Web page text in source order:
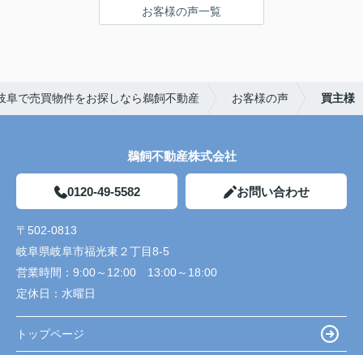
お客様の声一覧
阜で売買物件をお探しなら鵜飼不動産 お客様の声 買主様
鵜飼不動産株式会社
0120-49-5582 お問い合わせ
〒502-0813
岐阜県岐阜市福光東２丁目8-5
営業時間： 9:00～12:00 13:00～18:00
定休日： 水曜日
トップページ